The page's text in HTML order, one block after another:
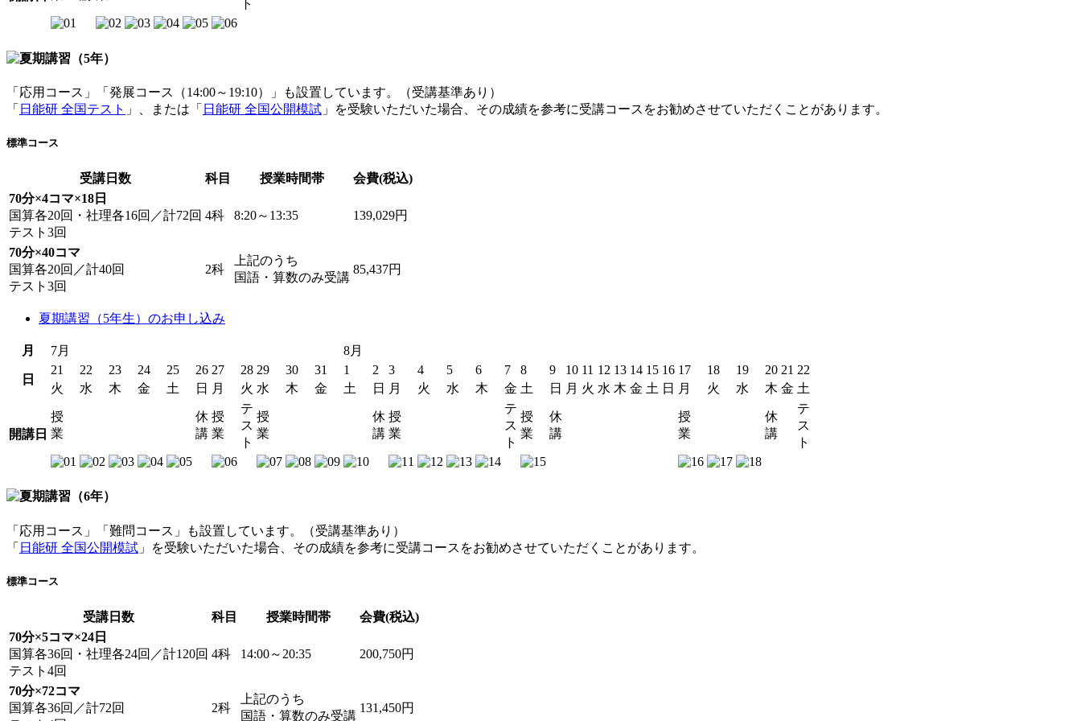
ト
「応用コース」「発展コース（14:00～19:10）」も設置しています。（受講基準あり）
「 日能研 全国テスト 」、または「 日能研 全国公開模試 」を受験いただいた場合、その成績を参考に受講コースをお勧めさせていただくことがあります。
標準コース
受講日数 科目 授業時間帯
会費(税込)
70分×4コマ×18日
国算各20回・社理各16回／計72回
テスト3回
4科 8:20～13:35 139,029円
70分×40コマ
国算各20回／計40回
テスト3回
2科
上記のうち
国語・算数のみ受講
85,437円
夏期講習（5年生）のお申し込み
月 7月 8月
日
21 22 23 24 25 26 27 28 29 30 31 1 2 3 4 5 6 7 8 9 10 11 12 13 14 15 16 17 18 19 20 21 22
火
水 木 金 土 日 月 火 水 木 金 土 日 月 火 水 木 金 土 日 月 火 水 木 金 土 日 月 火 水 木 金 土
開講日
授
業
休
講
授
業
テ
ス
ト
授
業
休
講
授
業
テ
ス
ト
授
業
休
講
授
業
休
講
テ
ス
ト
「応用コース」「難問コース」も設置しています。（受講基準あり）
「 日能研 全国公開模試 」を受験いただいた場合、その成績を参考に受講コースをお勧めさせていただくことがあります。
標準コース
受講日数 科目 授業時間帯
会費(税込)
70分×5コマ×24日
国算各36回・社理各24回／計120回
テスト4回
4科 14:00～20:35 200,750円
70分×72コマ
国算各36回／計72回
2科
上記のうち
国語・算数のみ受講
131,450円